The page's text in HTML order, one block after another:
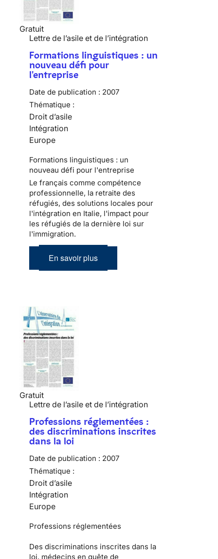
Gratuit
Lettre de l’asile et de l’intégration
Formations linguistiques : un
nouveau défi pour
l'entreprise
Date de publication : 2007
Thématique :
Droit d’asile
Intégration
Europe
Formations linguistiques : un
nouveau défi pour l'entreprise
Le français comme compétence
professionnelle, la retraite des
réfugiés, des solutions locales pour
l'intégration en Italie, l'impact pour
les réfugiés de la dernière loi sur
l'immigration.
En savoir plus
Gratuit
Lettre de l’asile et de l’intégration
Professions réglementées :
des discriminations inscrites
dans la loi
Date de publication : 2007
Thématique :
Droit d’asile
Intégration
Europe
Professions réglementées
Des discriminations inscrites dans la
loi, médecins en quête de